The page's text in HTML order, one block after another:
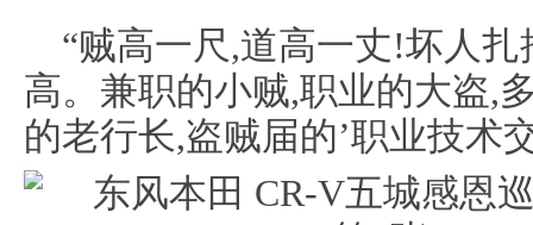
“贼高一尺,道高一丈!坏人
高。兼职的小贼,职业的大盗,
的老行长,盗贼届的’职业技术